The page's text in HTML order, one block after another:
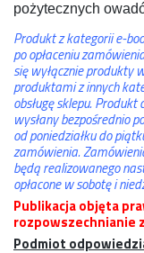
pożytecznych
Produkt z kategorii e-
po opłaceniu
się wyłącznie produkty
produktami z innych
obsługę sklepu.
wysłany bezpośrednio
od poniedziałku do
zamówienia.
będą realizowanego
opłacone w sobotę i
Publikacja objęta
rozpowszechnianie
Podmiot